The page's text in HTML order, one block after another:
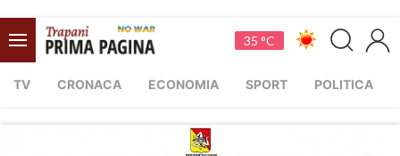
35 °C
TV CRONACA ECONOMIA SPORT POLITICA